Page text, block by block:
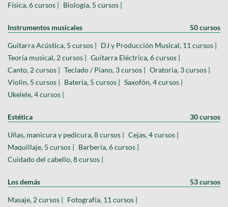
Física, 6 cursos | Biología, 5 cursos |
Instrumentos musicales 50 cursos
Guitarra Acústica, 5 cursos | DJ y Producción Musical, 11 cursos |
Teoría musical, 2 cursos | Guitarra Eléctrica, 6 cursos |
Canto, 2 cursos | Teclado / Piano, 3 cursos | Oratoria, 3 cursos |
Violin, 5 cursos | Bateria, 5 cursos | Saxofón, 4 cursos |
Ukelele, 4 cursos |
Estética 30 cursos
Uñas, manicura y pedicura, 8 cursos | Cejas, 4 cursos |
Maquillaje, 5 cursos | Barbería, 6 cursos |
Cuidado del cabello, 8 cursos |
Los demás 53 cursos
Masaje, 2 cursos | Fotografía, 11 cursos |